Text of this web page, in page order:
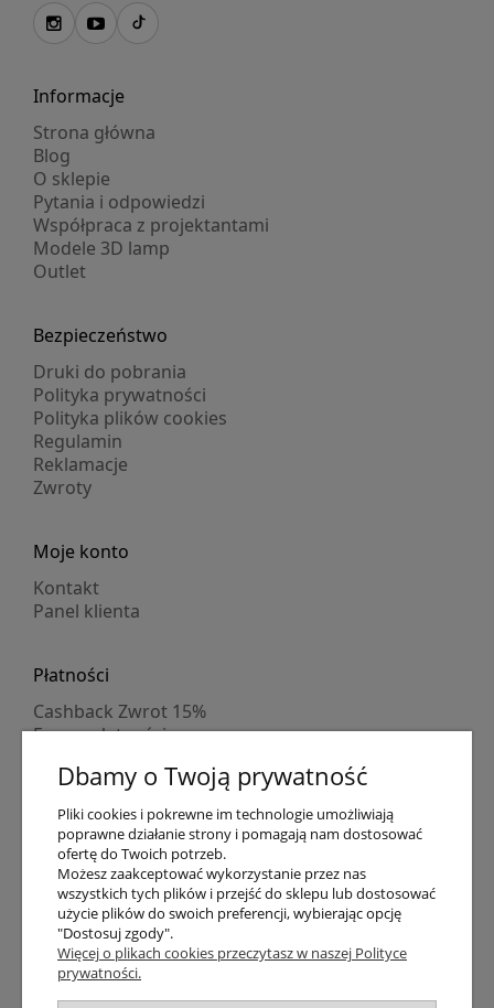
Informacje
Strona główna
Blog
O sklepie
Pytania i odpowiedzi
Współpraca z projektantami
Modele 3D lamp
Outlet
Bezpieczeństwo
Druki do pobrania
Polityka prywatności
Polityka plików cookies
Regulamin
Reklamacje
Zwroty
Moje konto
Kontakt
Panel klienta
Płatności
Cashback Zwrot 15%
Formy płatności
Numer konta
PayPo kupujesz, nie płacisz
Progi rabatowe
Promocje
Dostawa
Czas wysyłki
Dostawa
Śledzenie przesyłki GLS
Dbamy o Twoją prywatność
Pliki cookies i pokrewne im technologie umożliwiają
poprawne działanie strony i pomagają nam dostosować
ofertę do Twoich potrzeb.
Możesz zaakceptować wykorzystanie przez nas
wszystkich tych plików i przejść do sklepu lub dostosować
użycie plików do swoich preferencji, wybierając opcję
"Dostosuj zgody".
Więcej o plikach cookies przeczytasz w naszej Polityce
prywatności.